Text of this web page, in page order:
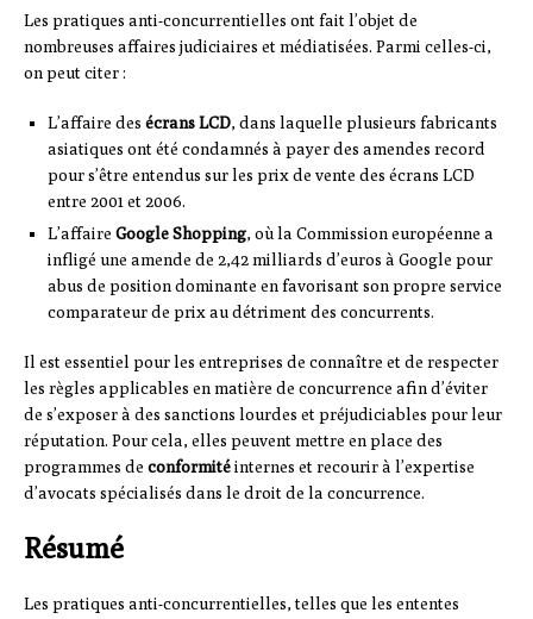
Les pratiques anti-concurrentielles ont fait l’objet de
nombreuses affaires judiciaires et médiatisées. Parmi celles-ci,
on peut citer :
L’affaire des écrans LCD, dans laquelle plusieurs fabricants
asiatiques ont été condamnés à payer des amendes record
pour s’être entendus sur les prix de vente des écrans LCD
entre 2001 et 2006.
L’affaire Google Shopping, où la Commission européenne a
infligé une amende de 2,42 milliards d’euros à Google pour
abus de position dominante en favorisant son propre service
comparateur de prix au détriment des concurrents.
Il est essentiel pour les entreprises de connaître et de respecter
les règles applicables en matière de concurrence afin d’éviter
de s’exposer à des sanctions lourdes et préjudiciables pour leur
réputation. Pour cela, elles peuvent mettre en place des
programmes de conformitéinternes et recourir à l’expertise
d’avocats spécialisés dans le droit de la concurrence.
Résumé
Les pratiques anti-concurrentielles, telles que les ententes